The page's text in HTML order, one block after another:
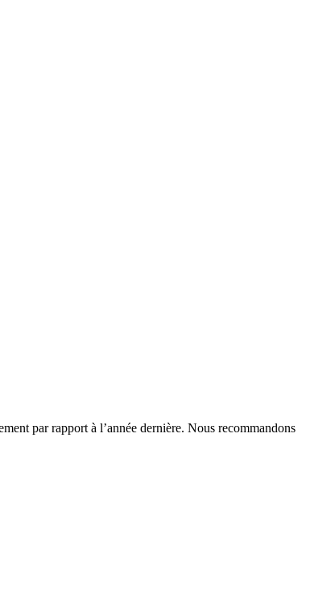
par rapport à l’année dernière. Nous recommandons